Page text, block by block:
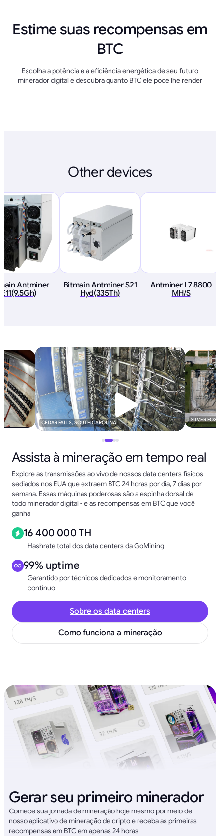
Estime suas recompensas em
BTC
Escolha a potência e a eficiência energética de seu futuro
minerador digital e descubra quanto BTC ele pode lhe render
Other devices
Antminer
E11(9.5Gh)
Bitmain Antminer S21
Hyd(335Th)
Antminer L7 8800
MH/S
CEDAR FALLS, SOUTH CAROLINA SILVER FOX
Assista à mineração em tempo real
Explore as transmissões ao vivo de nossos data centers físicos
sediados nos EUA que extraem BTC 24 horas por dia, 7 dias por
semana. Essas máquinas poderosas são a espinha dorsal de
todo minerador digital - e as recompensas em BTC que você
ganha
16 400 000 TH
Hashrate total dos data centers da GoMining
99% uptime
Garantido por técnicos dedicados e monitoramento
contínuo
Sobre os data centers
Como funciona a mineração
Gerar seu primeiro minerador
Comece sua jornada de mineração hoje mesmo por meio de
nosso aplicativo de mineração de cripto e receba as primeiras
recompensas em BTC em apenas 24 horas